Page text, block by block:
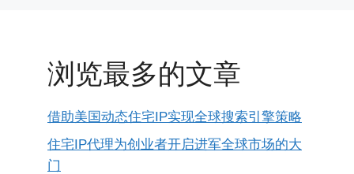
浏览最多的文章
借助美国动态住宅IP实现全球搜索引擎策略
住宅IP代理为创业者开启进军全球市场的大
门